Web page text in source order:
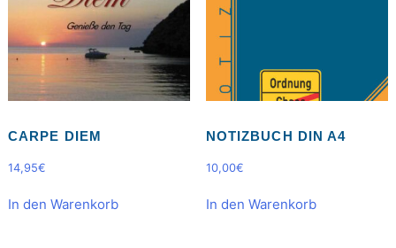
CARPE DIEM
14,95€
In den Warenkorb
NOTIZBUCH DIN A4
10,00€
In den Warenkorb